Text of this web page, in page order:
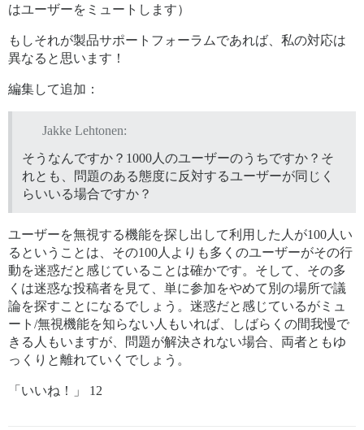
はユーザーをミュートします）
もしそれが製品サポートフォーラムであれば、私の対応は
異なると思います！
編集して追加：
Jakke Lehtonen:
そうなんですか？1000人のユーザーのうちですか？そ
れとも、問題のある態度に反対するユーザーが同じく
らいいる場合ですか？
ユーザーを無視する機能を探し出して利用した人が100人い
るということは、その100人よりも多くのユーザーがその行
動を迷惑だと感じていることは確かです。そして、その多
くは迷惑な投稿者を見て、単に参加をやめて別の場所で議
論を探すことになるでしょう。迷惑だと感じているがミュ
ート/無視機能を知らない人もいれば、しばらくの間我慢で
きる人もいますが、問題が解決されない場合、両者ともゆ
っくりと離れていくでしょう。
「いいね！」 12